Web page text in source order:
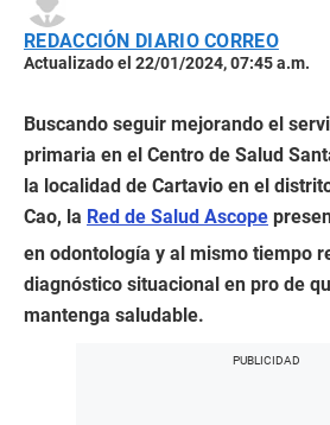
REDACCIÓN DIARIO CORREO
Actualizado el 22/01/2024, 07:45 a.m.
Buscando seguir mejorando el
primaria en el Centro de Salud
la localidad de Cartavio en el
Cao, la Red de Salud Ascope
en odontología y al mismo tiempo
diagnóstico situacional en pro de
mantenga saludable.